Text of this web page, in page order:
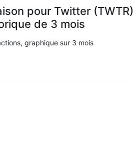
pour Twitter (TWTR)
de 3 mois
graphique sur 3 mois